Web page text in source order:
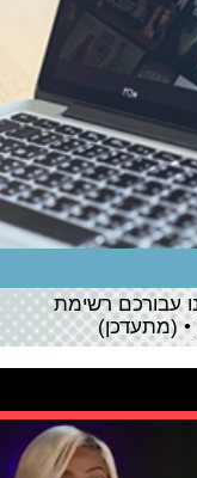
עבורכם רשימת
• (מתעדכן)